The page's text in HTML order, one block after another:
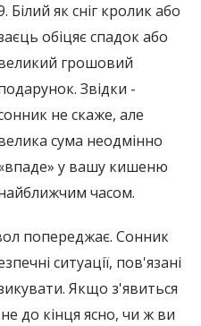
Білий як сніг кролик або
обіцяє спадок або
грошовий
Звідки -
не скаже, але
сума неодмінно
у вашу кишеню
часом.
попереджає. Сонник
ситуації, пов'язані
Якщо з'явиться
до кінця ясно, чи ж ви